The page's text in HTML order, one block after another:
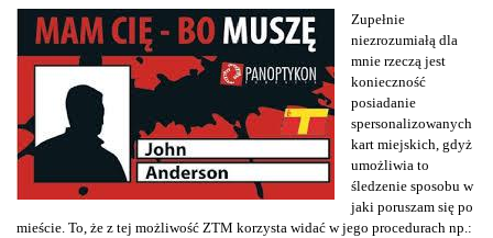
Zupełnie
niezrozumiałą dla
mnie rzeczą jest
konieczność
posiadanie
spersonalizowanych
kart miejskich, gdyż
umożliwia to
śledzenie sposobu w
jaki poruszam się po
mieście. To, że z tej możliwość ZTM korzysta widać w jego procedurach np.: